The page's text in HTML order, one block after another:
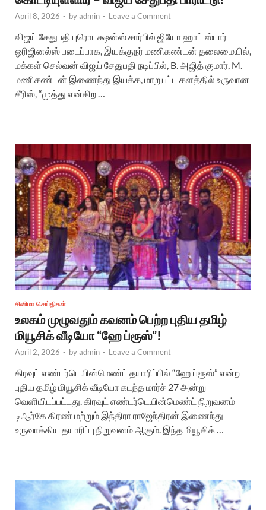
April 8, 2026 - byadmin - Leave a Comment
விஜய் சேதுபதி புரொடக்ஷன்ஸ் சார்பில் ஜியோ ஹாட் ஸ்டார்
ஒரிஜினல்ஸ் படைப்பாக, இயக்குநர் மணிகண்டன் தலைமையில்,
மக்கள் செல்வன் விஜய் சேதுபதி நடிப்பில், B. அஜித் குமார், M.
மணிகண்டன் இணைந்து இயக்க, மாறுபட்ட களத்தில் உருவான
சீரிஸ், “முத்து என்கிற …
சினிமா செய்திகள்
உலகம் முழுவதும் கவனம் பெற்ற புதிய தமிழ்
மியூசிக் வீடியோ “ஹே ப்ரூஸ்”!
April 2, 2026 - byadmin - Leave a Comment
கிரவுட் எண்டர்டெயின்மெண்ட் தயாரிப்பில் “ஹே ப்ரூஸ்” என்ற
புதிய தமிழ் மியூசிக் வீடியோ கடந்த மார்ச் 27 அன்று
வெளியிடப்பட்டது. கிரவுட் எண்டர்டெயின்மெண்ட் நிறுவனம்
டிஆர்கே கிரண் மற்றும் இந்திரா ராஜேந்திரன் இணைந்து
உருவாக்கிய தயாரிப்பு நிறுவனம் ஆகும். இந்த மியூசிக் …